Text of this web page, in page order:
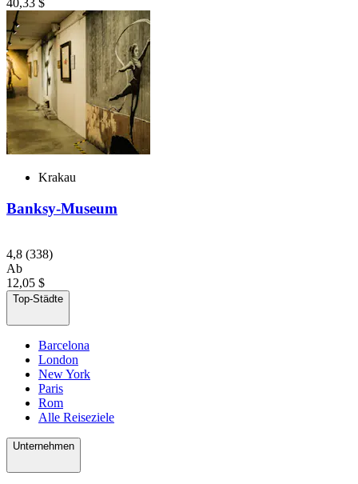
40,33 $
Krakau
Banksy-Museum
4,8 (338)
Ab
12,05 $
Top-Städte
Barcelona
London
New York
Paris
Rom
Alle Reiseziele
Unternehmen